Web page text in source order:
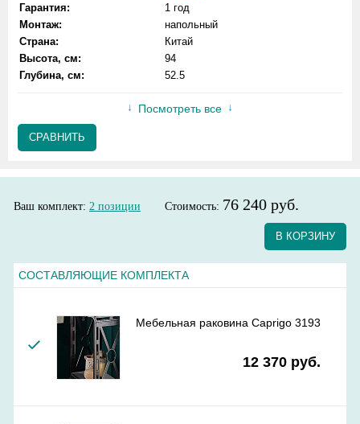
Гарантия:
1 год
Монтаж:
напольный
Страна:
Китай
Высота, см:
94
Глубина, см:
52.5
Посмотреть все
СРАВНИТЬ
Ваш комплект: 2 позиции Стоимость: 76 240 руб.
В КОРЗИНУ
СОСТАВЛЯЮЩИЕ КОМПЛЕКТА
Мебельная раковина Caprigo 3193
12 370 руб.